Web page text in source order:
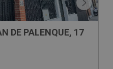
DE PALENQUE, 17